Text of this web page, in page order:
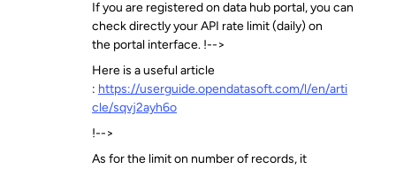
If you are registered on data hub portal, you can
check directly your API rate limit (daily) on
the portal interface. !-->
Here is a useful article
: https://userguide.opendatasoft.com/l/en/arti
cle/sqvj2ayh6o
!-->
As for the limit on number of records, it